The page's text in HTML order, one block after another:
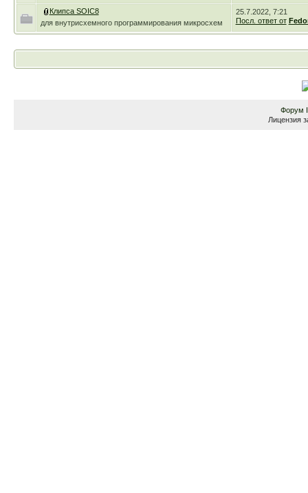
Клипса SOIC8
для внутрисхемного программирования микросхем
25.7.2022, 7:21
Посл. ответ от
Форум
Лицензия